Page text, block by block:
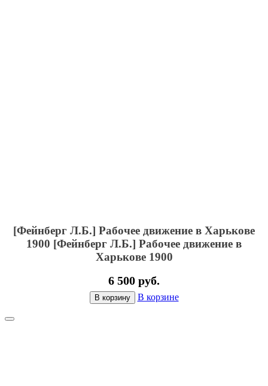
[Фейнберг Л.Б.] Рабочее движение в Харькове
1900 [Фейнберг Л.Б.] Рабочее движение в
Харькове 1900
6 500 руб.
В корзину В корзине